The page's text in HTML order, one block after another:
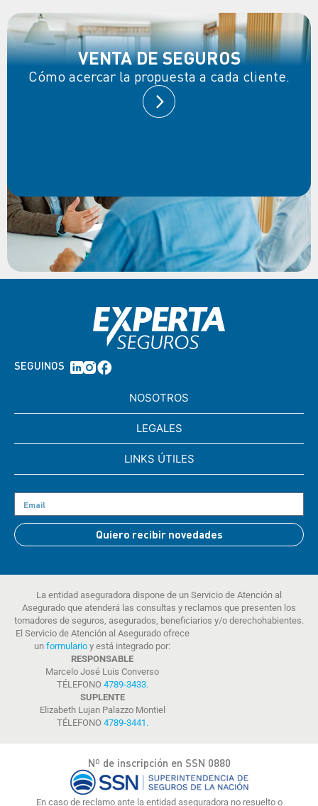
VENTA DE SEGUROS
Cómo acercar la propuesta a cada cliente.
SEGUINOS
NOSOTROS
LEGALES
LINKS ÚTILES
Quiero recibir novedades
La entidad aseguradora dispone de un Servicio de Atención al
Asegurado que atenderá las consultas y reclamos que presenten los
tomadores de seguros, asegurados, beneficiarios y/o derechohabientes.
El Servicio de Atención al Asegurado ofrece
un formulario y está integrado por:
RESPONSABLE
Marcelo José Luis Converso
TÉLEFONO 4789-3433.
SUPLENTE
Elizabeth Lujan Palazzo Montiel
TÉLEFONO 4789-3441 .
Nº de inscripción en SSN 0880
En caso de reclamo ante la entidad aseguradora no resuelto o